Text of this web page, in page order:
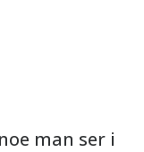
man ser i